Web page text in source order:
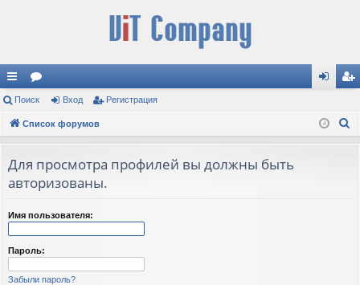
с
ы
и
ор
ум д ис
Поиск Вход Регистрация
Список форумов
Для просмотра профилей вы должны быть
авторизованы.
Имя пользователя:
Пароль:
Забыли пароль?